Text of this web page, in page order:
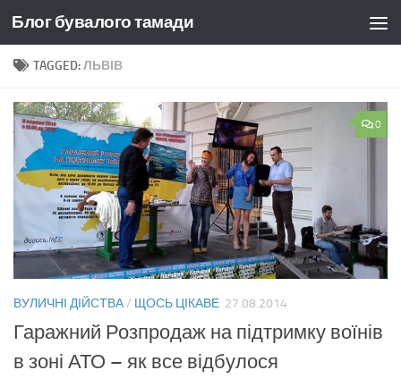
Skip to content
Блог бувалого тамади
TAGGED:ЛЬВІВ
0
ВУЛИЧНІ ДІЙСТВА/ ЩОСЬ ЦІКАВЕ 27.08.2014
Гаражний Розпродаж на підтримку воїнів
в зоні АТО – як все відбулося